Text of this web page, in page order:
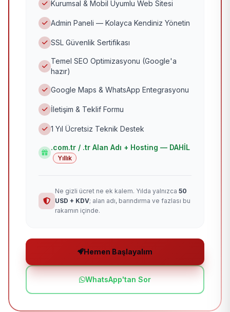
Kurumsal & Mobil Uyumlu Web Sitesi
Admin Paneli — Kolayca Kendiniz Yönetin
SSL Güvenlik Sertifikası
Temel SEO Optimizasyonu (Google'a
hazır)
Google Maps & WhatsApp Entegrasyonu
İletişim & Teklif Formu
1 Yıl Ücretsiz Teknik Destek
.com.tr / .tr Alan Adı + Hosting — DAHİL
Yıllık
Ne gizli ücret ne ek kalem. Yılda yalnızca 50
USD + KDV; alan adı, barındırma ve fazlası bu
rakamın içinde.
Hemen Başlayalım
WhatsApp'tan Sor